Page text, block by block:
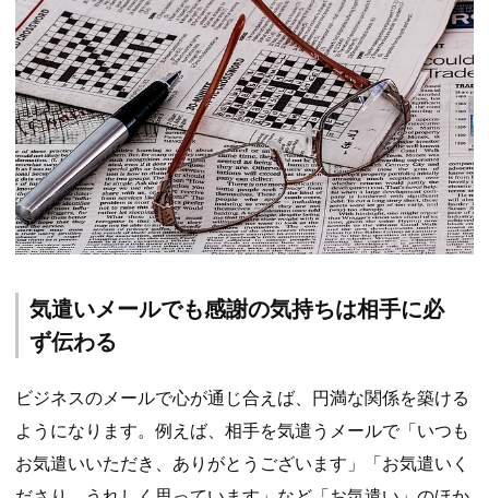
気遣いメールでも感謝の気持ちは相手に必
ず伝わる
ビジネスのメールで心が通じ合えば、円満な関係を築ける
ようになります。例えば、相手を気遣うメールで「いつも
お気遣いいただき、ありがとうございます」「お気遣いく